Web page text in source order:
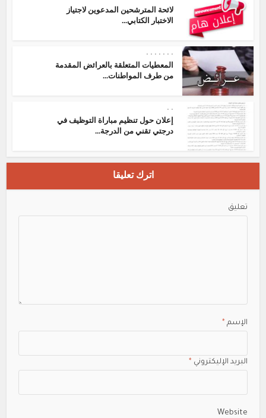
لائحة المترشحين المدعوين لاجتياز
الاختبار الكتابي...
•
•
•
•
•
•
•
المعطيات المتعلقة بالعرائض المقدمة
من طرف المواطنات...
•
•
إعلان حول تنظيم مباراة التوظيف في
درجتي تقني من الدرجة...
اترك تعليقا
تعليق
الإسم*
البريد الإليكتروني*
Website